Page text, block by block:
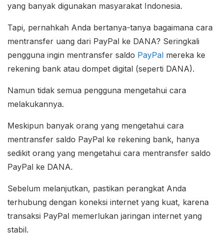
yang banyak digunakan masyarakat Indonesia.
Tapi, pernahkah Anda bertanya-tanya bagaimana cara
mentransfer uang dari PayPal ke DANA? Seringkali
pengguna ingin mentransfer saldo PayPal mereka ke
rekening bank atau dompet digital (seperti DANA).
Namun tidak semua pengguna mengetahui cara
melakukannya.
Meskipun banyak orang yang mengetahui cara
mentransfer saldo PayPal ke rekening bank, hanya
sedikit orang yang mengetahui cara mentransfer saldo
PayPal ke DANA.
Sebelum melanjutkan, pastikan perangkat Anda
terhubung dengan koneksi internet yang kuat, karena
transaksi PayPal memerlukan jaringan internet yang
stabil.